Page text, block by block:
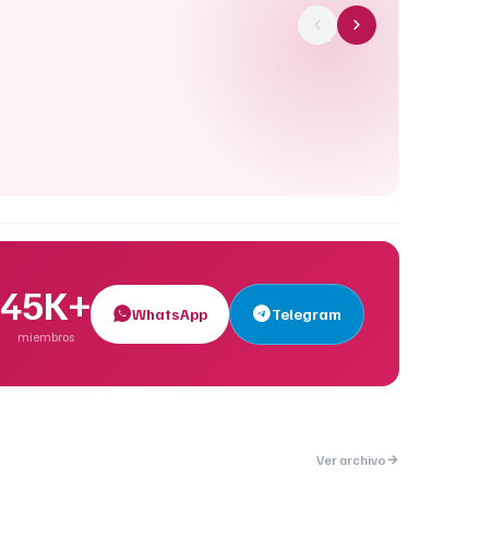
45K+
miembros
WhatsApp Telegram
Ver archivo